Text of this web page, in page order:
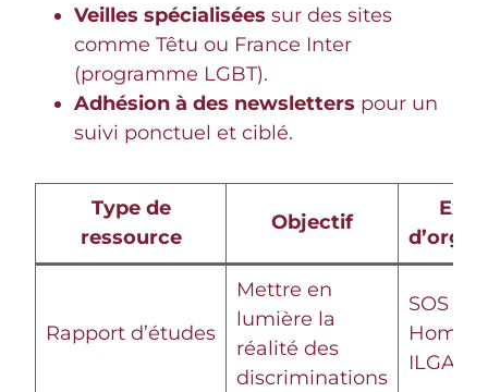
Veilles spécialisées sur des sites
comme Têtu ou France Inter
(programme LGBT).
Adhésion à des newsletters pour un
suivi ponctuel et ciblé.
Type de
ressource
Objectif
Rapport d’études
Mettre en
lumière la
réalité des
discriminations
SOS
ILGA